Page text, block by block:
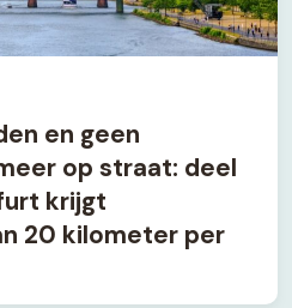
en geen
op straat: deel
krijgt
20 kilometer per